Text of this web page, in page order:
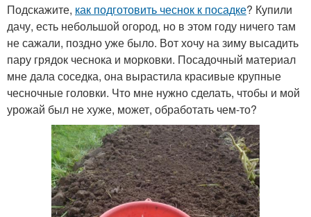
Подскажите, как подготовить чеснок к посадке? Купили
дачу, есть небольшой огород, но в этом году ничего там
не сажали, поздно уже было. Вот хочу на зиму высадить
пару грядок чеснока и морковки. Посадочный материал
мне дала соседка, она вырастила красивые крупные
чесночные головки. Что мне нужно сделать, чтобы и мой
урожай был не хуже, может, обработать чем-то?